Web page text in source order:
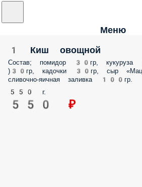
Меню
1 Киш овощной
Состав; помидор 30гр, кукуруза
)30гр, кадочки 30гр, сыр
сливочно-яичная заливка 100гр.
550 г.
550 ₽